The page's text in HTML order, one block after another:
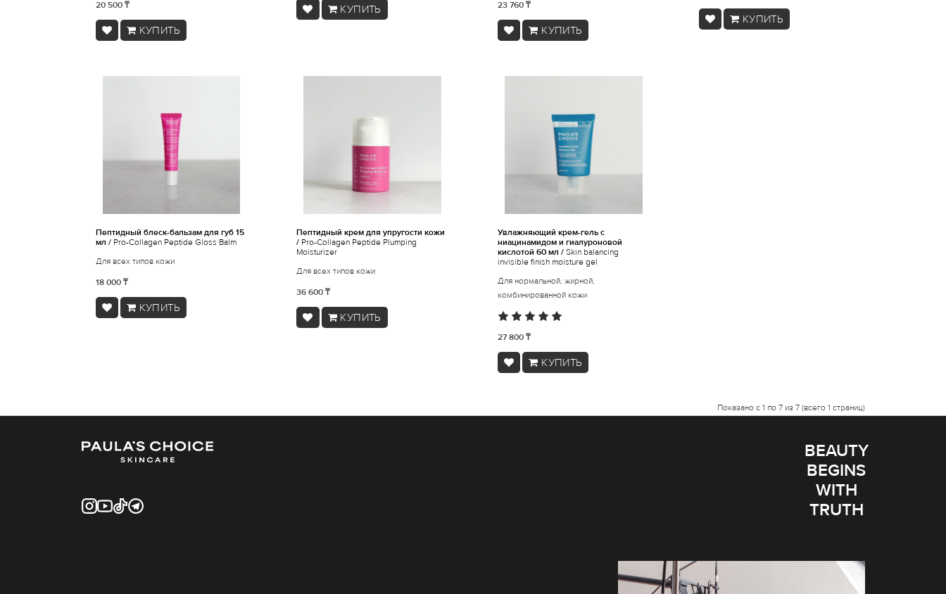
20 500 ₸
КУПИТЬ
КУПИТЬ 23 760 ₸
КУПИТЬ
КУПИТЬ
Пептидный блеск-бальзам для губ 15
мл /Pro-Collagen Peptide Gloss Balm
Для всех типов кожи
18 000 ₸
КУПИТЬ
Пептидный крем для упругости кожи
/ Pro-Collagen Peptide Plumping
Moisturizer
Для всех типов кожи
36 600 ₸
КУПИТЬ
Увлажняющий крем-гель с
ниацинамидом и гиалуроновой
кислотой 60 мл / Skin balancing
invisible finish moisture gel
Для нормальной, жирной,
комбинированной кожи
27 800 ₸
КУПИТЬ
Показано с 1 по 7 из 7 (всего 1 страниц)
BEAUTY
BEGINS
WITH
TRUTH